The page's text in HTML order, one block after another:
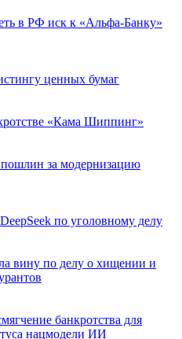
в РФ иск к «Альфа-Банку»
ценных бумаг
«Кама Шиппинг»
за модернизацию
по уголовному делу
вину по делу о хищении и
банкротства для
нацмодели ИИ